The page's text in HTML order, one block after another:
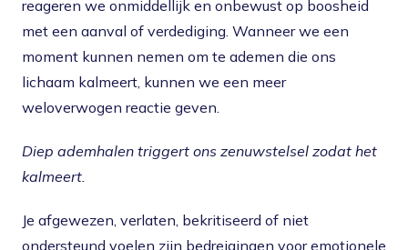
reageren we onmiddellijk en onbewust op boosheid
met een aanval of verdediging. Wanneer we een
moment kunnen nemen om te ademen die ons
lichaam kalmeert, kunnen we een meer
weloverwogen reactie geven.
Diep ademhalen triggert ons zenuwstelsel zodat het
kalmeert.
Je afgewezen, verlaten, bekritiseerd of niet
ondersteund voelen zijn bedreigingen voor emotionele